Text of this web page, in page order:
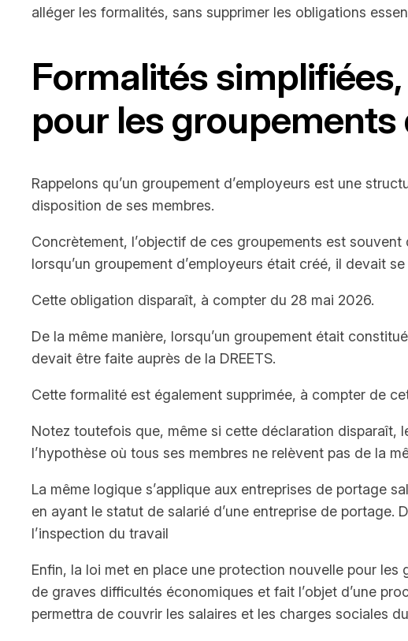
alléger les formalités, sans supprimer les obligations
Formalités
pour les groupements
Rappelons qu’un groupement d’employeurs est une
disposition de ses membres.
Concrètement, l’objectif de ces groupements est
lorsqu’un groupement d’employeurs était créé, il devait
Cette obligation disparaît, à compter du 28 mai 2026.
De la même manière, lorsqu’un groupement était
devait être faite auprès de la DREETS.
Cette formalité est également supprimée, à compter de
Notez toutefois que, même si cette déclaration
l’hypothèse où tous ses membres ne relèvent pas de la
La même logique s’applique aux entreprises de portage
en ayant le statut de salarié d’une entreprise de portage.
l’inspection du travail
Enfin, la loi met en place une protection nouvelle pour les
de graves difficultés économiques et fait l’objet d’une
permettra de couvrir les salaires et les charges sociales